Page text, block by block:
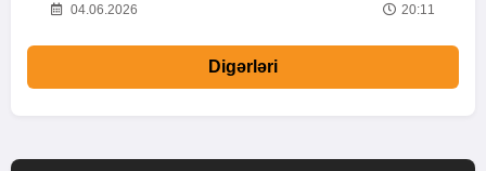
04.06.2026 20:11
Digərləri